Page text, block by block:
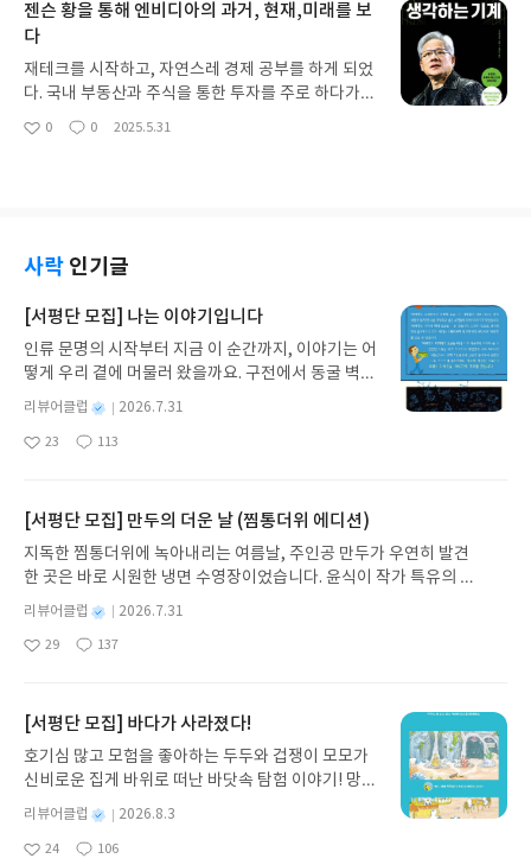
기도 하다. 하지만 기본적 이야기를 다룬 3장을 제외
하고는 가장 재밌게 읽은 부분이다. 하지만 7장 다양
한 코인의 세계는 바라보는 관점이 좀 다르다. 나는
암호화폐가 미래의 자산 중 하나가 되리라고는 예측
여러 가지 부실한 부분이 존재한다고 생각한다. 큰 변
은 미래 등장할 무엇인가를 가늠할 수 있는 확장의 영
지나친 부분이다. 차트를 무시하다가 지난 몇 년 사이
에 나름의 규칙을 정하고 투자하고 수익을 보면서 나
만의 규칙이 자리를 잡았는데, 책에서 다룬 부분이 더
게 본 부분은 마지막 11~12장이다. 앞으로 암호화폐
에 투자하게 된다면 세금적인 부분이 클 것이다. 그런
이 아니다. 제목을 정말 잘 지었다고 생각한다. "기초
부터 세금까지". 초보부터 중급까지, 책을 읽어야 한
다면 이 책은 정말 좋은 선택이다.
를 무사히 넘기고 나의 공부는 계속 진행될 수 있었
다. 그리고 그 이후에 여러 가지 일을 하게 되면서 pp
t는 일상이 되었다. 여전히 캔바가 나의 아주 큰 도우
미다. 그러다 생각이 드는 것이 캔바의 기능을 제대로
다양하고 높은 품질의 결과물을 만들고 싶다는 생각
도움이 되었다. 개인적으로 책을 통해 아주 유익한 정
보를 얻은 것은 3~6장이다. 모든 장에서 프로 버전 부
민하던 내게 무료 버전과 유료 버전의 차이를 제대로
다루고 있어서 아주 유익했다. 요소도 프로버전이 더
다양하고, 결과물을 업그레이드 하고 싶은 마음이 더
들기 때문이다.유투브나 블로그 등에서 필요할 때마
다 찾는 번거로움을 떠나서 책을 통해서 목차를 이용
해서 필요한 부분을 금방 찾고, 검색으로 알지 못하는
바를 독학으로 익히는 데 아주 유익하다. <출판사에
젠슨 황을 통해 엔비디아의 과거, 현재,미래를 보
다
재테크를 시작하고, 자연스레 경제 공부를 하게 되었
다. 국내 부동산과 주식을 통한 투자를 주로 하다가
강산이 두어 번 바뀐 후에야 환율이라는 무거운 벽을
예상은 번번히 적중했고, 이제는 나를 좀 믿고 투자를
화가 되었고, 아직은 때가 아니라고 생각했지만 나의
레이더에 잡힌 기업이 바로 엔비디아였다. 반도체 산
업을 제대로 공부하면서 삼성전자와 TSMC가 아니
라 미국 기업 엔비디아가 눈에 들어온 것은 조금 공부
한 사람들이라면 당연한 결론이다.아마 그때부터였
있는 젠슨 황이 궁금했던 지점.애플의 스티브 잡스를
했다. 그의 자서전을 보기도 전에 그는 세상을 떠났고
애플은 스티브의 여운으로 명맥만 유지하는 것 같다.
그렇다면 엔비디아는?바로 이 질문의 답을 알고 싶은
는 기계>다. 평소에 독서의 중요성을 설파하고, 생각
하는 힘을 강조하는 내게, 책 제목은 마치 나를 오래
를 알고, 미래를 예견하는 데 필요한, 오너에 관한 배
경지식, 데이터다. 공식 자서전이라니, 오히려 좋다.
자신의 기억에 의존한 자기 중심의 이야기는 오히려
왜곡되는 부분이 있다. 그러나 주변인들을 인터뷰하
고 과거와 현재의 젠슨 황을 이야기하는 형식은 객관
아주 특출난 머리를 가진 아이가 무모한 도전 정신만
좋
0
댓
0
작
2025.5.31
사락 인기글
[서평단 모집] 나는 이야기입니다
인류 문명의 시작부터 지금 이 순간까지, 이야기는 어
떻게 우리 곁에 머물러 왔을까요. 구전에서 동굴 벽화
와 점토판을 거쳐 종이와 책으로, 그리고 오늘날 수천
권의 인쇄본으로 이어지는 이야기의 여정을 따라가
는 그림책입니다. 때로는 즐거움을, 때로는 위로를,
가 지닌 본질적 가치와 이야기를 누리는 기쁨을 다시
노 글/유수현 역출판사소원나무 예스24 바로가기 닫
기모집인원 : 10명신청기간 : 2026.07.31 ~ 2026.0
8.04발표일자 : 2026.08.06리뷰 작성기한 : 도서/상
품 받고 2주 이내 ▶ 주소/연락처 업데이트 : 신청 전
확률이 올라갑니다!! ※ 신청 전, 꼭 확인해주세요!-
'사락' 개설 후, 이 글의 댓글로 신청해주세요.- 기존
YES블로그는 '사락'으로 개편되어 별도로 개설하지
근 배송지가 아닌 회원정보상의 주소/연락처 (클릭
시 수정 가능)로 발송됩니다.- 주소/연락처에 문제가
별
리뷰어클럽
성
2026.7.31
좋
23
댓
113
작
[서평단 모집] 만두의 더운 날 (찜통더위 에디션)
지독한 찜통더위에 녹아내리는 여름날, 주인공 만두가 우연히 발견
한 곳은 바로 시원한 냉면 수영장이었습니다. 윤식이 작가 특유의 유
머러스한 캐릭터와 밝은 색감으로 그려낸 이 국내 창작 그림책은 무
더위에 지친 독자들에게 상상만으로도 더위가 싹 가시는 통쾌한 탈출
구를 선사합니다. 소원나무 베스트셀러 시리즈의 세 번째 이야기로,
통더위 에디션)글쓴이윤식이 저출판사소원나무 예스24 바로가기 닫
기모집인원 : 5명신청기간 : 2026.07.31 ~ 2026.08.04발표일자 : 20
26.08.06리뷰 작성기한 : 도서/상품 받고 2주 이내 ▶ 주소/연락처 업
데이트 : 신청 전 상품 받으실 주소/연락처를 업데이트 해주세요! (선
정 후 수정 불가)▶ 서평단 신청 방법 : 기대평 댓글을 작성해주세요!
먼저 작성한 리뷰를 올려주시면 당첨확률이 올라갑니다!! ※ 신청 전,
별
리뷰어클럽
성
2026.7.31
좋
29
댓
137
작
[서평단 모집] 바다가 사라졌다!
호기심 많고 모험을 좋아하는 두두와 겁쟁이 모모가
신비로운 집게 바위로 떠난 바닷속 탐험 이야기! 망둥
이, 소라게, 낙지 같은 바다 친구들과 신나게 놀던 중
갑자기 거대해진 집게 바위의 비밀을 마주하게 되는
데, 과연 바다에 무슨 일이 벌어진 걸까요? 상상력을
별
리뷰어클럽
성
2026.8.3
좋 24
댓 106
작